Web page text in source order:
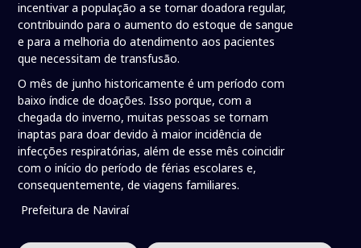
incentivar a população a se tornar doadora regular,
contribuindo para o aumento do estoque de sangue
e para a melhoria do atendimento aos pacientes
que necessitam de transfusão.
O mês de junho historicamente é um período com
baixo índice de doações. Isso porque, com a
chegada do inverno, muitas pessoas se tornam
inaptas para doar devido à maior incidência de
infecções respiratórias, além de esse mês coincidir
com o início do período de férias escolares e,
consequentemente, de viagens familiares.
Prefeitura de Naviraí